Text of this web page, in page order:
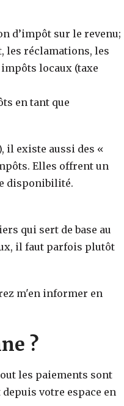
d’impôt sur le revenu;
les réclamations, les
locaux (taxe
en tant que
il existe aussi des «
Elles offrent un
disponibilité.
qui sert de base au
il faut parfois plutôt
m'en informer en
?
les paiements sont
votre espace en